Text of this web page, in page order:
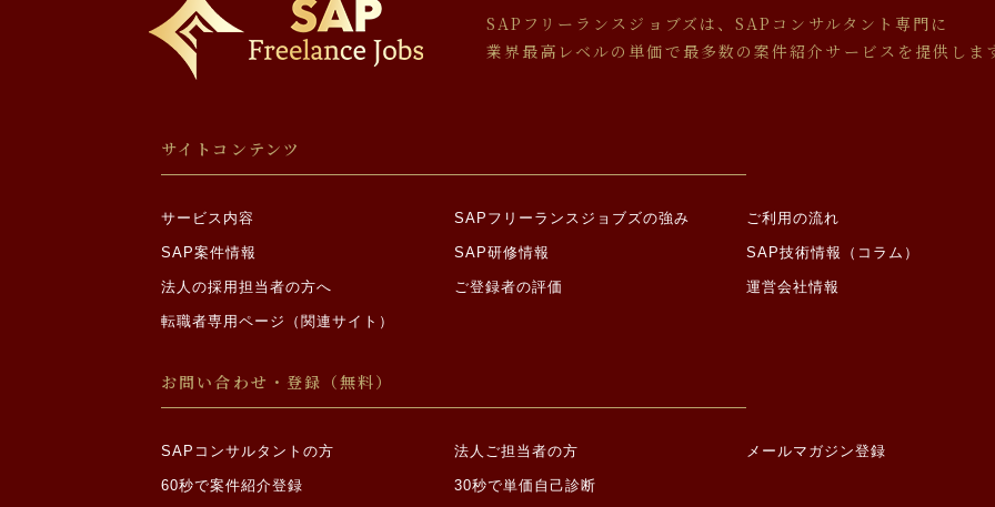
場合であって、ご本人の同意を得ることにより、その事務の遂行に支障を及ぼすおそれがあ
・裁判所、検察庁、警察、弁護士会、消費者センター、監督官庁又はこれらに準じた権限を
報についての開示を求められた場合
情報の取り扱いを委託する場合は適切な委託先を選定し、個人情報が安全に管理されるよう適
機微情報の収集制限について
当社は、原則として、以下各号に定める機微な情報（以下「機微情報」といいます。）を収集
人自ら、当社に対して機微情報を提供した場合は、当社が当該機微情報を取得すること、及び
①思想、信条又は宗教に関する事項
③勤労者の団結権、団体交渉その他団体行動の行為に関する事項
⑤保健医療又は性生活に関する事項
SAPフリーランスジョブズは、SAPコンサルタント専門に
業界最高レベルの単価で最多数の案件紹介サービスを提供しま
サイトコンテンツ
サービス内容 SAPフリーランスジョブズの強み ご利用の流れ
SAP案件情報 SAP研修情報 SAP技術情報（コラム）
法人の採用担当者の方へ ご登録者の評価 運営会社情報
転職者専用ページ（関連サイト）
お問い合わせ・登録（無料）
SAPコンサルタントの方 法人ご担当者の方 メールマガジン登録
60秒で案件紹介登録 30秒で単価自己診断